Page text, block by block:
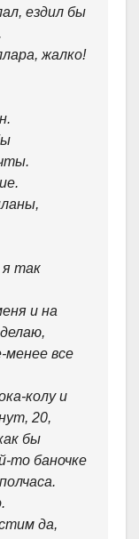
ездил бы
жалко!
так
и на
менее все
колу и
20,
бы
то баночке
да,